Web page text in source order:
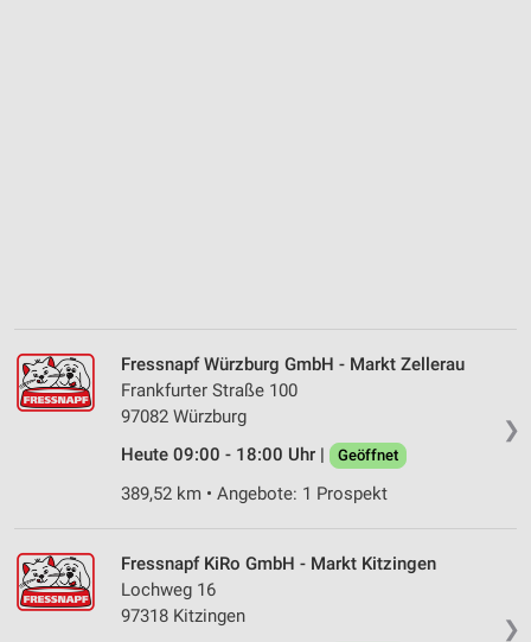
❯
Fressnapf Würzburg GmbH - Markt Zellerau
Frankfurter Straße 100
97082 Würzburg
Heute 09:00 - 18:00 Uhr |
Geöffnet
389,52 km • Angebote: 1 Prospekt
❯
Fressnapf KiRo GmbH - Markt Kitzingen
Lochweg 16
97318 Kitzingen